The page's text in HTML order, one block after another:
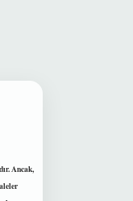
Ancak,